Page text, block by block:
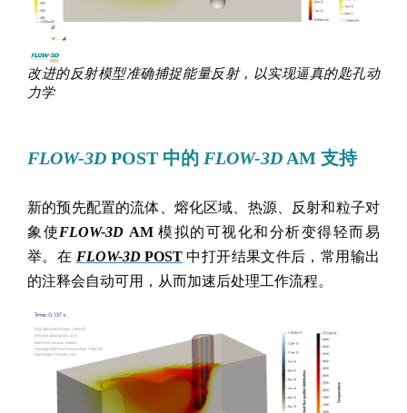
改进的反射模型准确捕捉能量反射，以实现逼真的匙孔动
力学
FLOW-3D POST 中的 FLOW-3D AM 支持
新的预先配置的流体、熔化区域、热源、反射和粒子对
象使FLOW-3D AM模拟的可视化和分析变得轻而易
举。在 FLOW-3D POST中打开结果文件后，常用输出
的注释会自动可用，从而加速后处理工作流程。